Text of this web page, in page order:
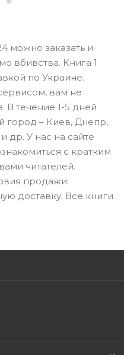
можно заказать и
вбивства. Книга 1
по Украине.
вам не
В течение 1-5 дней
город – Киев, Днепр,
др. У нас на сайте
с кратким
читателей.
продажи:
доставку. Все книги